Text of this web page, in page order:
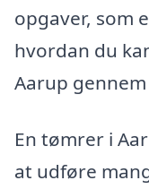
opgaver, som
hvordan du
Aarup
En tømrer i
at udføre